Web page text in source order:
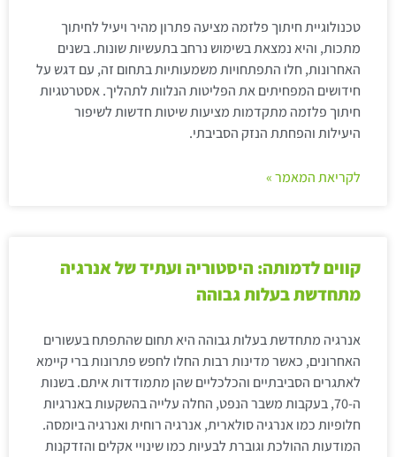
טכנולוגיית חיתוך פלזמה מציעה פתרון מהיר ויעיל לחיתוך
מתכות, והיא נמצאת בשימוש נרחב בתעשיות שונות. בשנים
האחרונות, חלו התפתחויות משמעותיות בתחום זה, עם דגש על
חידושים המפחיתים את הפליטות הנלוות לתהליך. אסטרטגיות
חיתוך פלזמה מתקדמות מציעות שיטות חדשות לשיפור
היעילות והפחתת הנזק הסביבתי.
לקריאת המאמר »
קווים לדמותה: היסטוריה ועתיד של אנרגיה
מתחדשת בעלות גבוהה
אנרגיה מתחדשת בעלות גבוהה היא תחום שהתפתח בעשורים
האחרונים, כאשר מדינות רבות החלו לחפש פתרונות ברי קיימא
לאתגרים הסביבתיים והכלכליים שהן מתמודדות איתם. בשנות
ה-70, בעקבות משבר הנפט, החלה עלייה בהשקעות באנרגיות
חלופיות כמו אנרגיה סולארית, אנרגיה רוחית ואנרגיה ביומסה.
המודעות ההולכת וגוברת לבעיות כמו שינויי אקלים והזדקנות